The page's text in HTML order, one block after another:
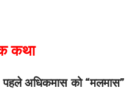
कथा
पहले अधिकमास को “मलमास”